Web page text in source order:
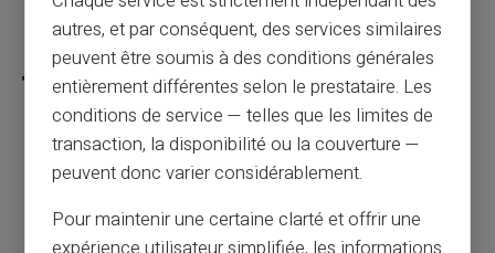
Partager cet article
Pourquoi utiliser une carte prépayée pour
carte bancaire classique ?
autres, et par conséquent, des services similaires
peuvent être soumis à des conditions générales
entièrement différentes selon le prestataire. Les
conditions de service — telles que les limites de
transaction, la disponibilité ou la couverture —
peuvent donc varier considérablement.
Pour maintenir une certaine clarté et offrir une